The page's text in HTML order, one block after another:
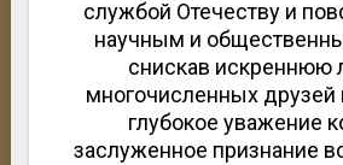
службой Отечеству и
научным и
снискав искреннюю
многочисленных друзей
глубокое уважение
заслуженное признание